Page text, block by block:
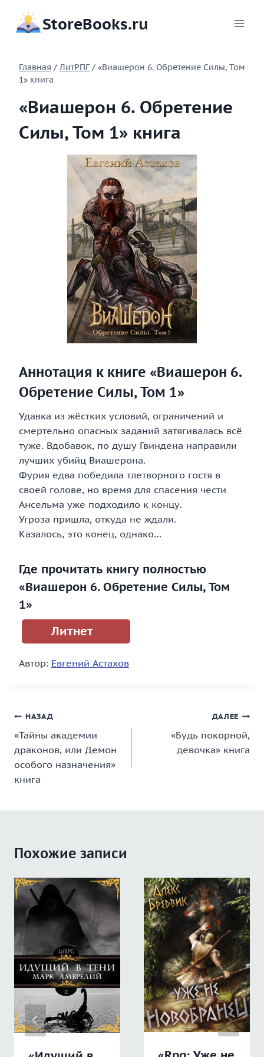
содержимому
StoreBooks.ru
Главная / ЛитРПГ / «Виашерон 6. Обретение Силы, Том
1» книга
«Виашерон 6. Обретение
Силы, Том 1» книга
Аннотация к книге «Виашерон 6.
Обретение Силы, Том 1»
Удавка из жёстких условий, ограничений и
смертельно опасных заданий затягивалась всё
туже. Вдобавок, по душу Гвиндена направили
лучших убийц Виашерона.
Фурия едва победила тлетворного гостя в
своей голове, но время для спасения чести
Ансельма уже подходило к концу.
Угроза пришла, откуда не ждали.
Казалось, это конец, однако…
Где прочитать книгу полностью
«Виашерон 6. Обретение Силы, Том
1»
Литнет
Автор: Евгений Астахов
Навигация
по
записям
НАЗАД
«Тайны академии
драконов, или Демон
особого назначения»
книга
ДАЛЕЕ
«Будь покорной,
девочка» книга
Похожие записи